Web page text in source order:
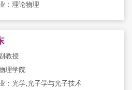
：理论物理
教授
理学院
：光学,光子学与光子技术